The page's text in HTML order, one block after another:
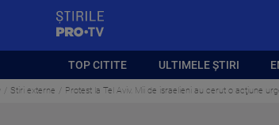
TOP CITITE ULTIMELE ȘTIRI
Stiri externe Protest la Tel Aviv. Mii de israelieni au cerut o acţiune